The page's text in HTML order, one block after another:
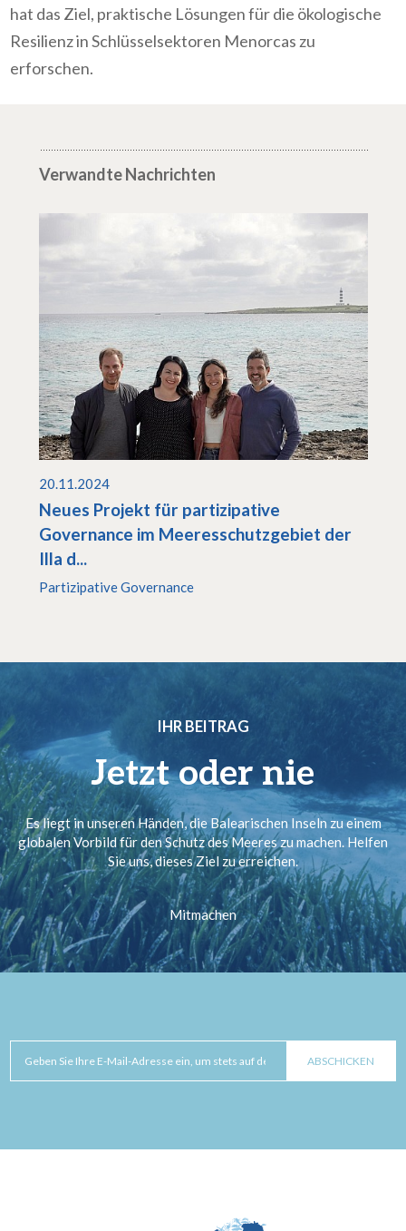
hat das Ziel, praktische Lösungen für die ökologische
Resilienz in Schlüsselsektoren Menorcas zu
erforschen.
Verwandte Nachrichten
20.11.2024
Neues Projekt für partizipative
Governance im Meeresschutzgebiet der
Illa d...
Partizipative Governance
IHR BEITRAG
Jetzt oder nie
Es liegt in unseren Händen, die Balearischen Inseln zu einem
globalen Vorbild für den Schutz des Meeres zu machen. Helfen
Sie uns, dieses Ziel zu erreichen.
Mitmachen